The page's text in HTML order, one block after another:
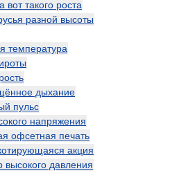
вот такого роста
разной высоты
температура
дыхание
пульс
напряжения
офсетная печать
акция
высокого давления